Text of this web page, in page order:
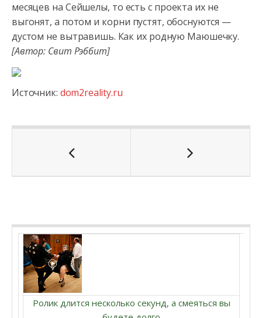
месяцев на Сейшелы, то есть с проекта их не
выгонят, а потом и корни пустят, обоснуются —
дустом не вытравишь. Как их родную Маюшечку.
[Автор: Свит Рэббит]
Источник: dom2reality.ru
Ролик длится несколько секунд, а смеяться вы